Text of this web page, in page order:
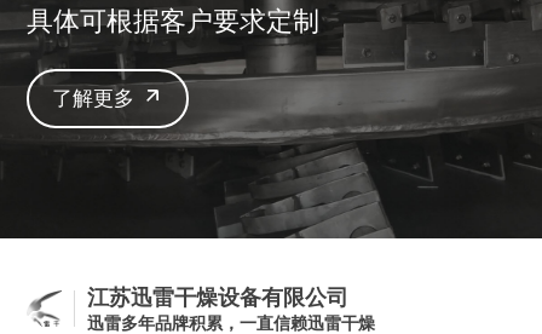
具体可根据客户要求定制
了解更多
江苏迅雷干燥设备有限公司
迅雷多年品牌积累，一直信赖迅雷干燥